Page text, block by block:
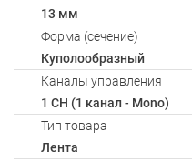
13 мм
Форма (сечение)
Куполообразный
Каналы управления
1 CH (1 канал - Mono)
Тип товара
Лента